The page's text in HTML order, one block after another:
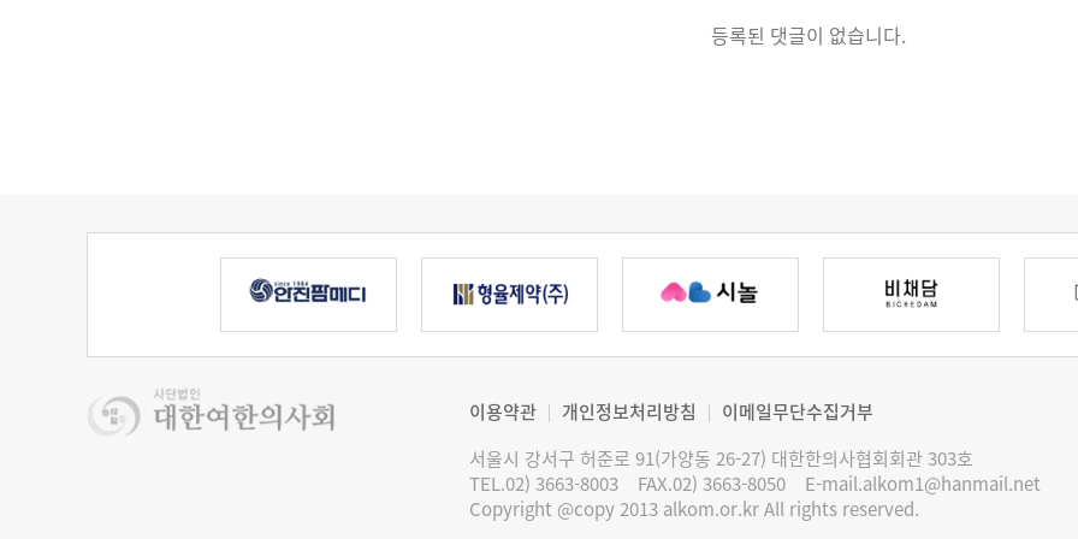
등록된 댓글이 없습니다.
이용약관 개인정보처리방침
이메일무단수집거부
서울시 강서구 허준로 91(가양동 26-27) 대한한의사협회회관 303호
TEL.02) 3663-8003
FAX.02) 3663-8050
E-mail.alkom1@hanmail.net
Copyright @copy 2013 alkom.or.kr All rights reserved.